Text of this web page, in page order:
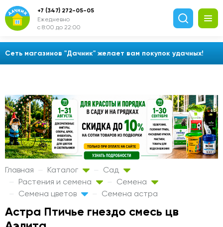
Сеть магазинов "Дачник" желает вам покупок удачных!
+7 (347) 272-05-05
Ежедневно
с 8:00 до 22:00
Главная Каталог
Сад
Растения и семена
Семена
Семена цветов
Семена астра
Астра Птичье гнездо смесь цв